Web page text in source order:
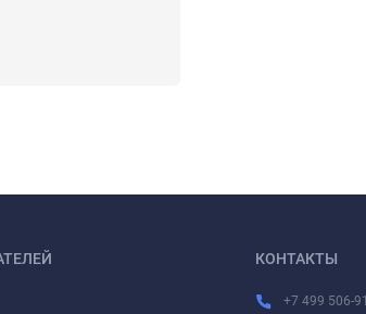
КОНТАКТЫ
+7 499 506-